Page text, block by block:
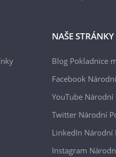
NAŠE STRÁNKY
Blog Pokladnice
Facebook
YouTube Národní
Twitter Národní
LinkedIn Národní
Instagram